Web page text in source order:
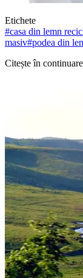
Etichete
#casa din lemn
masiv#podea din
Citește în continuare